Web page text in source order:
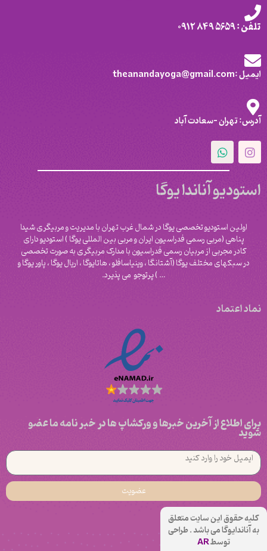
تلفن : 5659 849 0912
ایمیل :theanandayoga@gmail.com
آدرس: تهران -سعادت آباد
استودیو آناندا یوگا
اولین استودیو تخصصی یوگا در شمال غرب تهران با مدیریت و مربیگری شیدا
پناهی (مربی رسمی فدراسیون ایران و مربی بین المللی یوگا ) استودیو دارای
کادر مجربی از مربیان رسمی فدراسیون با مدارک مربیگری به صورت تخصصی
در سبکهای مختلف یوگا (آشتانگا ، وینیاسافلو ، هاتایوگا ، اریال یوگا ، پاور یوگا و
‌… ) پرتوجو می پذیرد.
نماد اعتماد
برای اطلاع از آخرین خبرها و ورکشاپ ها در خبر نامه ما عضو
شوید
عضویت
کلیه حقوق این سایت متعلق
به آناندایوگا می باشد . طراحی
توسطAR